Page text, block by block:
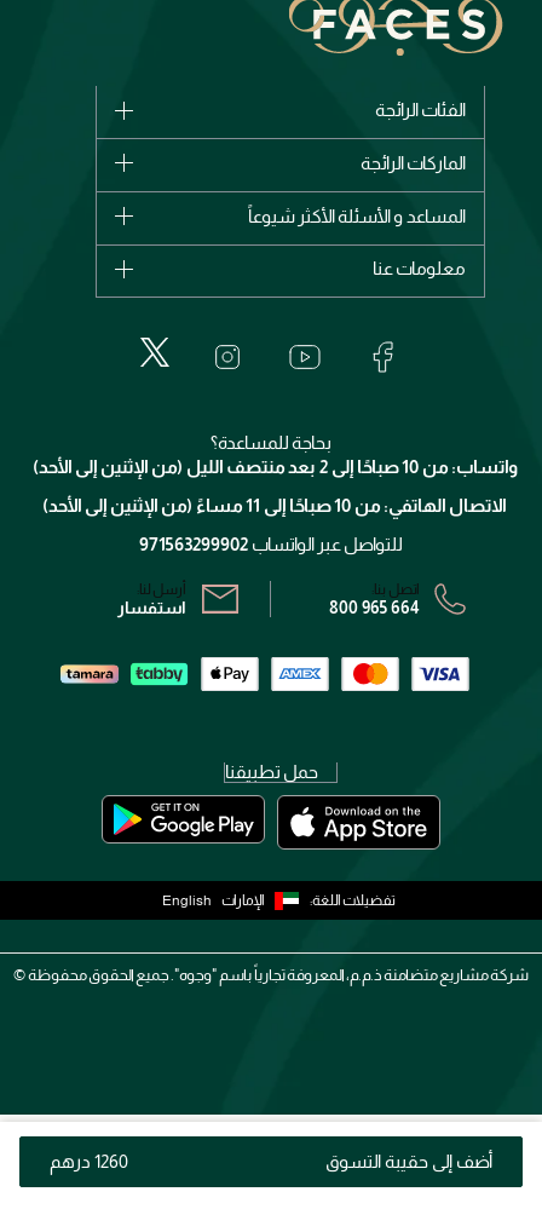
أضف إلى حقيبة التسوق ⁦1260⁩ درهم
الفئات الرائجة
الأكثر مبيعاً
اشترِ بطاقة هدية
الماركات الرائجة
بربري
إيف سان لوران
المساعد و الأسئلة الأكثر شيوعاً
الإرجاع
معلومات عنا
خدمات المعارض
برنامج الولاء ميوز
الشروط و الأحكام
سياسة الخصوصية
بحاجة للمساعدة؟
واتساب: من 10 صباحًا إلى 2 بعد منتصف الليل (من الإثنين إلى الأحد)
الاتصال الهاتفي: من 10 صباحًا إلى 11 مساءً (من الإثنين إلى الأحد)
للتواصل عبر الواتساب 971563299902
اتصل بنا:
800 965 664
أرسل لنا:
استفسار
حمل تطبيقنا
تفضيلات اللغة: الإمارات English
شركة مشاريع متضامنة ذ.م.م، المعروفة تجارياً باسم "وجوه". جميع الحقوق محفوظة ©